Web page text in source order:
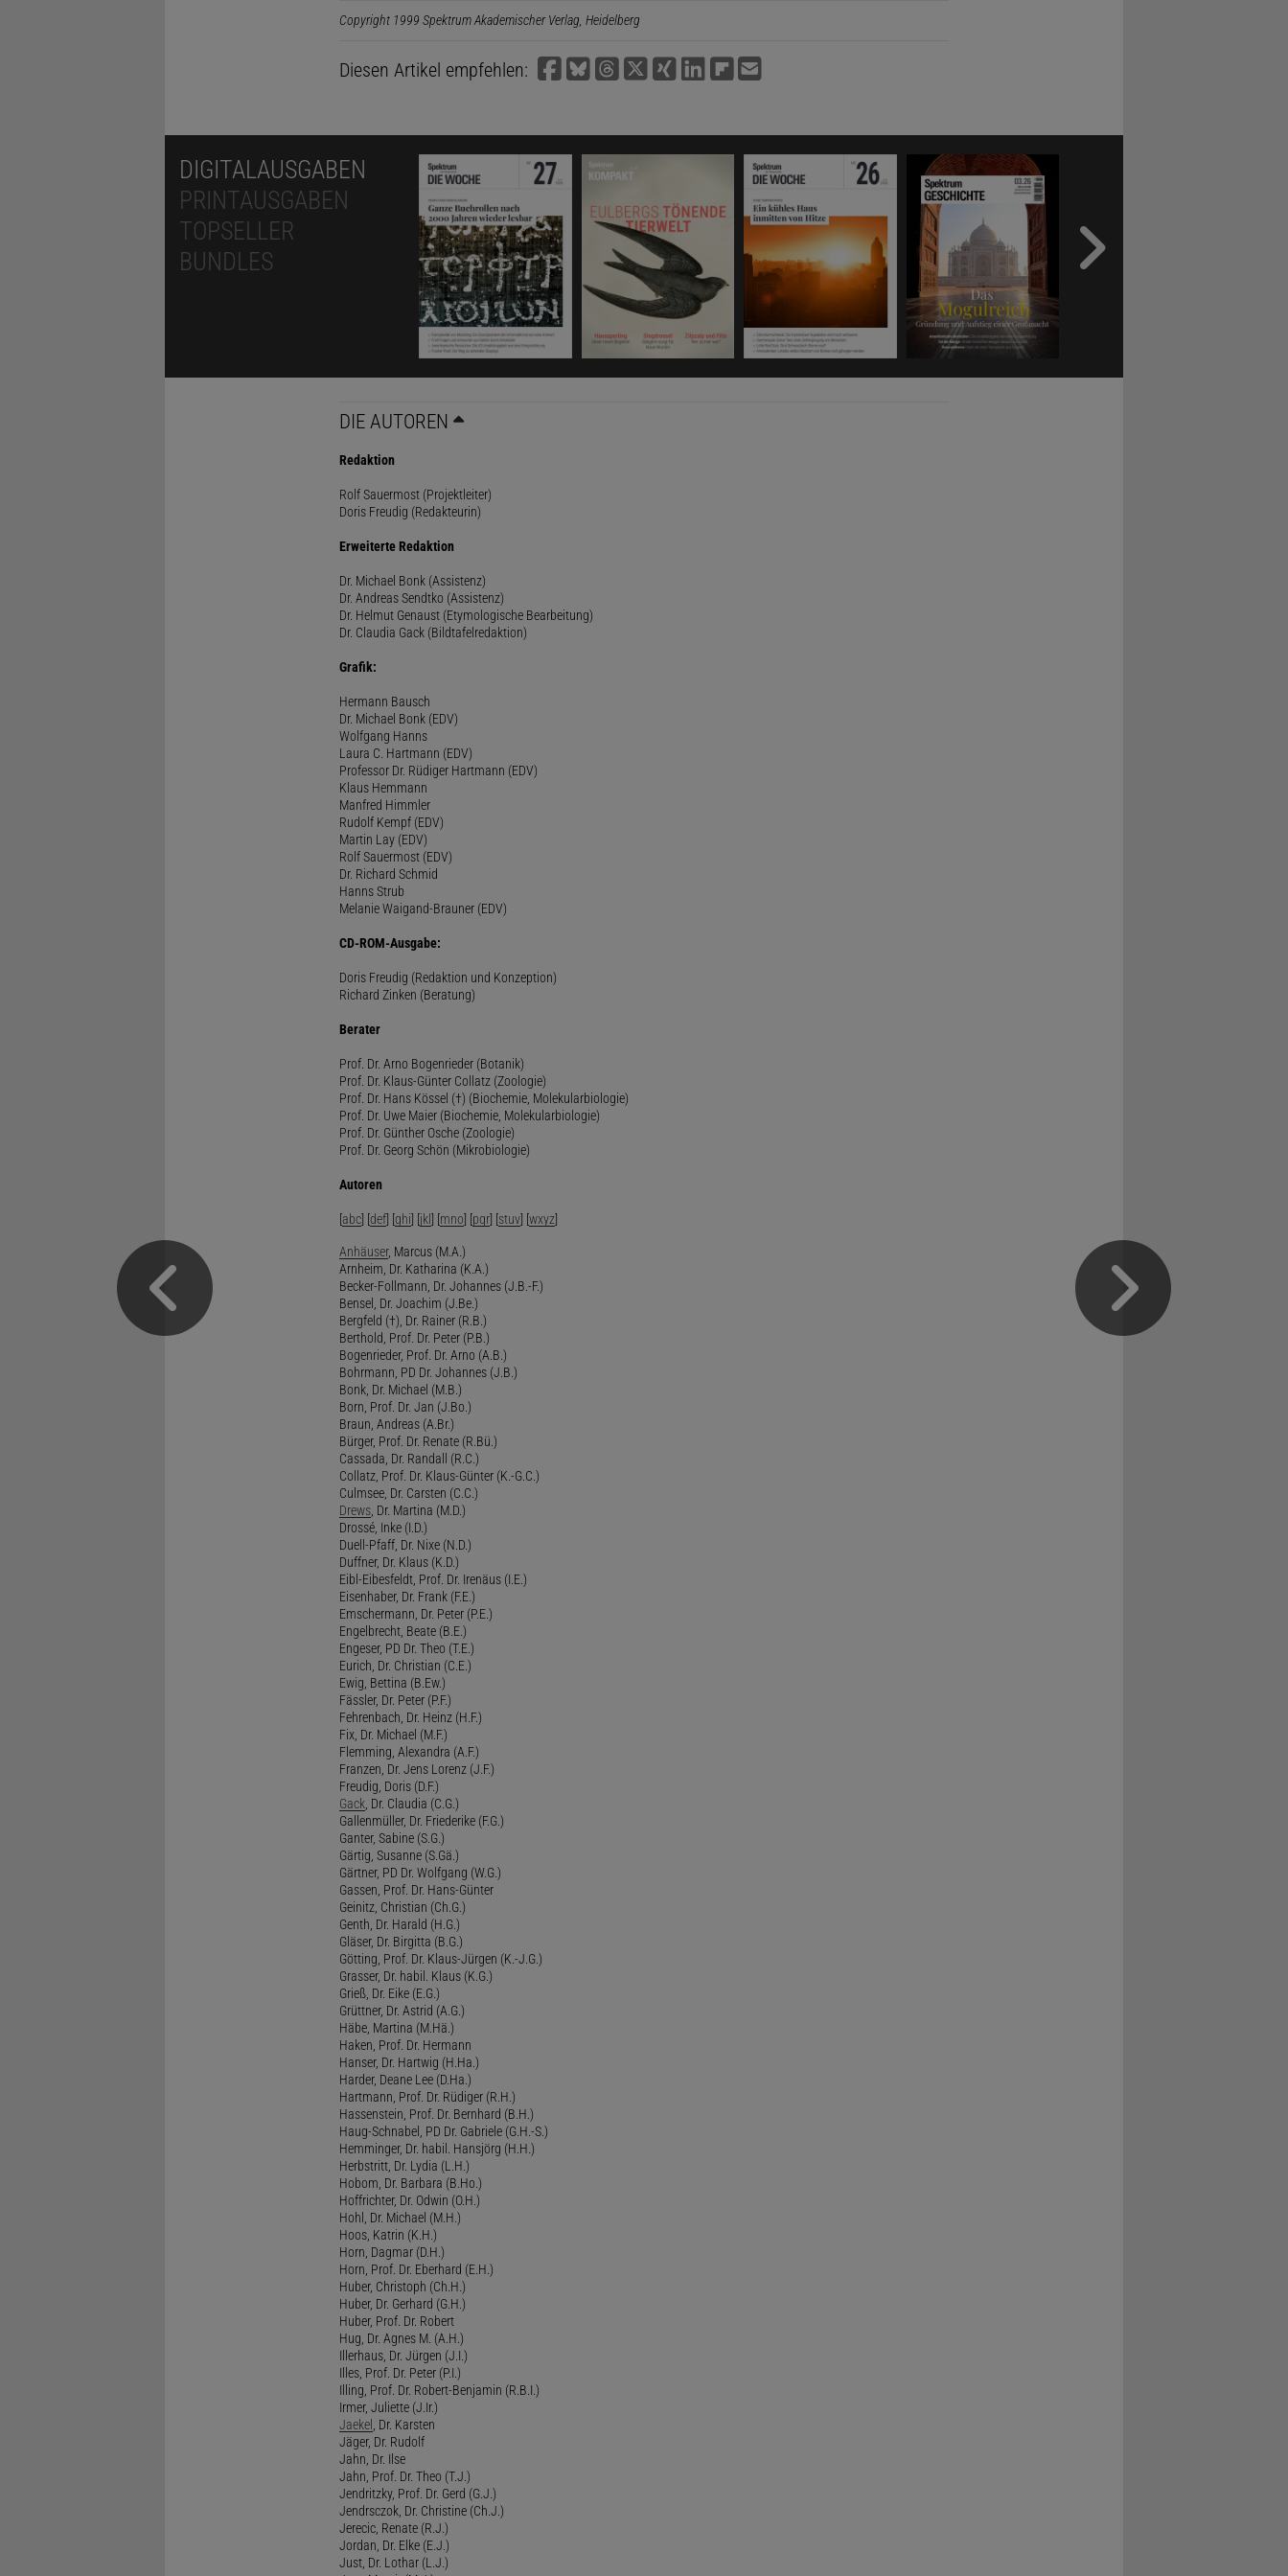
Copyright 1999 Spektrum Akademischer Verlag, Heidelberg
Diesen Artikel empfehlen:
DIGITALAUSGABEN
PRINTAUSGABEN
TOPSELLER
BUNDLES
DIE AUTOREN
Redaktion
Rolf Sauermost (Projektleiter)
Doris Freudig (Redakteurin)
Erweiterte Redaktion
Dr. Michael Bonk (Assistenz)
Dr. Andreas Sendtko (Assistenz)
Dr. Helmut Genaust (Etymologische Bearbeitung)
Dr. Claudia Gack (Bildtafelredaktion)
Grafik:
Hermann Bausch
Dr. Michael Bonk (EDV)
Wolfgang Hanns
Laura C. Hartmann (EDV)
Professor Dr. Rüdiger Hartmann (EDV)
Klaus Hemmann
Manfred Himmler
Rudolf Kempf (EDV)
Martin Lay (EDV)
Rolf Sauermost (EDV)
Dr. Richard Schmid
Hanns Strub
Melanie Waigand-Brauner (EDV)
CD-ROM-Ausgabe:
Doris Freudig (Redaktion und Konzeption)
Richard Zinken (Beratung)
Berater
Prof. Dr. Arno Bogenrieder (Botanik)
Prof. Dr. Klaus-Günter Collatz (Zoologie)
Prof. Dr. Hans Kössel (†) (Biochemie, Molekularbiologie)
Prof. Dr. Uwe Maier (Biochemie, Molekularbiologie)
Prof. Dr. Günther Osche (Zoologie)
Prof. Dr. Georg Schön (Mikrobiologie)
Autoren
[abc] [def] [ghi] [jkl] [mno] [pqr] [stuv] [wxyz]
Anhäuser, Marcus (M.A.)
Arnheim, Dr. Katharina (K.A.)
Becker-Follmann, Dr. Johannes (J.B.-F.)
Bensel, Dr. Joachim (J.Be.)
Bergfeld (†), Dr. Rainer (R.B.)
Berthold, Prof. Dr. Peter (P.B.)
Bogenrieder, Prof. Dr. Arno (A.B.)
Bohrmann, PD Dr. Johannes (J.B.)
Bonk, Dr. Michael (M.B.)
Born, Prof. Dr. Jan (J.Bo.)
Braun, Andreas (A.Br.)
Bürger, Prof. Dr. Renate (R.Bü.)
Cassada, Dr. Randall (R.C.)
Collatz, Prof. Dr. Klaus-Günter (K.-G.C.)
Culmsee, Dr. Carsten (C.C.)
Drews, Dr. Martina (M.D.)
Drossé, Inke (I.D.)
Duell-Pfaff, Dr. Nixe (N.D.)
Duffner, Dr. Klaus (K.D.)
Eibl-Eibesfeldt, Prof. Dr. Irenäus (I.E.)
Eisenhaber, Dr. Frank (F.E.)
Emschermann, Dr. Peter (P.E.)
Engelbrecht, Beate (B.E.)
Engeser, PD Dr. Theo (T.E.)
Eurich, Dr. Christian (C.E.)
Ewig, Bettina (B.Ew.)
Fässler, Dr. Peter (P.F.)
Fehrenbach, Dr. Heinz (H.F.)
Fix, Dr. Michael (M.F.)
Flemming, Alexandra (A.F.)
Franzen, Dr. Jens Lorenz (J.F.)
Freudig, Doris (D.F.)
Gack, Dr. Claudia (C.G.)
Gallenmüller, Dr. Friederike (F.G.)
Ganter, Sabine (S.G.)
Gärtig, Susanne (S.Gä.)
Gärtner, PD Dr. Wolfgang (W.G.)
Gassen, Prof. Dr. Hans-Günter
Geinitz, Christian (Ch.G.)
Genth, Dr. Harald (H.G.)
Gläser, Dr. Birgitta (B.G.)
Götting, Prof. Dr. Klaus-Jürgen (K.-J.G.)
Grasser, Dr. habil. Klaus (K.G.)
Grieß, Dr. Eike (E.G.)
Grüttner, Dr. Astrid (A.G.)
Häbe, Martina (M.Hä.)
Haken, Prof. Dr. Hermann
Hanser, Dr. Hartwig (H.Ha.)
Harder, Deane Lee (D.Ha.)
Hartmann, Prof. Dr. Rüdiger (R.H.)
Hassenstein, Prof. Dr. Bernhard (B.H.)
Haug-Schnabel, PD Dr. Gabriele (G.H.-S.)
Hemminger, Dr. habil. Hansjörg (H.H.)
Herbstritt, Dr. Lydia (L.H.)
Hobom, Dr. Barbara (B.Ho.)
Hoffrichter, Dr. Odwin (O.H.)
Hohl, Dr. Michael (M.H.)
Hoos, Katrin (K.H.)
Horn, Dagmar (D.H.)
Horn, Prof. Dr. Eberhard (E.H.)
Huber, Christoph (Ch.H.)
Huber, Dr. Gerhard (G.H.)
Huber, Prof. Dr. Robert
Hug, Dr. Agnes M. (A.H.)
Illerhaus, Dr. Jürgen (J.I.)
Illes, Prof. Dr. Peter (P.I.)
Illing, Prof. Dr. Robert-Benjamin (R.B.I.)
Irmer, Juliette (J.Ir.)
Jaekel
, Dr. Karsten
Jäger, Dr. Rudolf
Jahn, Dr. Ilse
Jahn, Prof. Dr. Theo (T.J.)
Jendritzky, Prof. Dr. Gerd (G.J.)
Jendrsczok, Dr. Christine (Ch.J.)
Jerecic, Renate (R.J.)
Jordan, Dr. Elke (E.J.)
Just, Dr. Lothar (L.J.)